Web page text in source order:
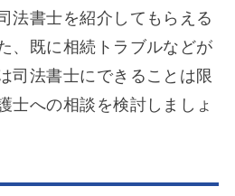
法書士を紹介してもらえる
、既に相続トラブルなどが
司法書士にできることは限
士への相談を検討しましょ